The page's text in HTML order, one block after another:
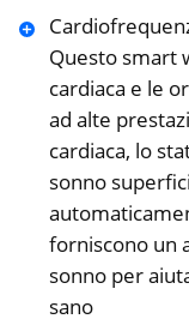
Questo smart
cardiaca e le
ad alte
cardiaca, lo
sonno
forniscono un
sonno per
sano